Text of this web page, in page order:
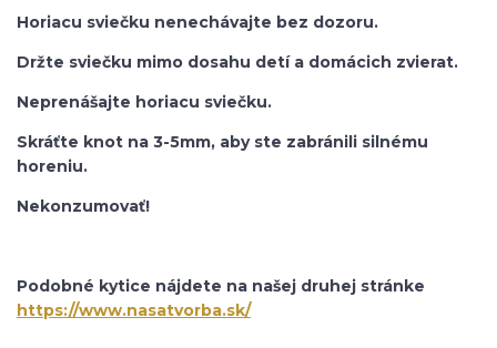
Horiacu sviečku nenechávajte bez dozoru.
Držte sviečku mimo dosahu detí a domácich zvierat.
Neprenášajte horiacu sviečku.
Skráťte knot na 3-5mm, aby ste zabránili silnému
horeniu.
Nekonzumovať!
Podobné kytice nájdete na našej druhej stránke
https://www.nasatvorba.sk/